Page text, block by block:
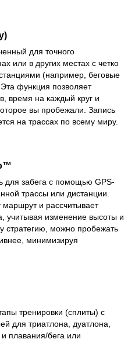
для точного
или в других местах с четко
(например, беговые
функция позволяет
время на каждый круг и
вы пробежали. Запись
на трассах по всему миру.
для забега с помощью GPS-
трассы или дистанции.
и рассчитывает
учитывая изменение высоты и
стратегию, можно пробежать
минимизируя
тренировки (сплиты) с
для триатлона, дуатлона,
плавания/бега или